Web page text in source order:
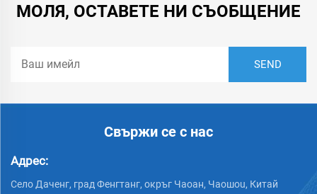
МОЛЯ, ОСТАВЕТЕ НИ СЪОБЩЕНИЕ
Свържи се с нас
Адрес:
Село Даченг, град Фенгтанг, окръг Чаоан, Чаошou, Китай